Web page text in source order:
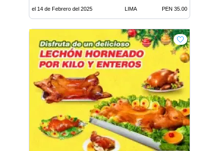
el 14 de Febrero del 2025 LIMA PEN 35.00